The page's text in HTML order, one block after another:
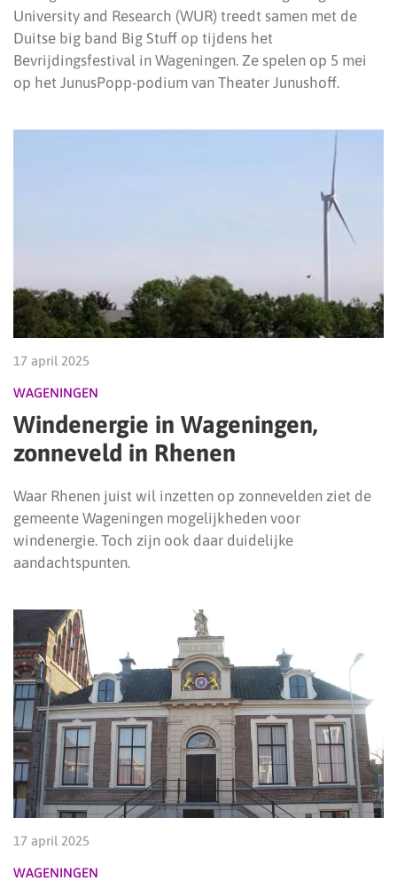
University and Research (WUR) treedt samen met de
Duitse big band Big Stuff op tijdens het
Bevrijdingsfestival in Wageningen. Ze spelen op 5 mei
op het JunusPopp-podium van Theater Junushoff.
17 april 2025
WAGENINGEN
Windenergie in Wageningen,
zonneveld in Rhenen
Waar Rhenen juist wil inzetten op zonnevelden ziet de
gemeente Wageningen mogelijkheden voor
windenergie. Toch zijn ook daar duidelijke
aandachtspunten.
17 april 2025
WAGENINGEN